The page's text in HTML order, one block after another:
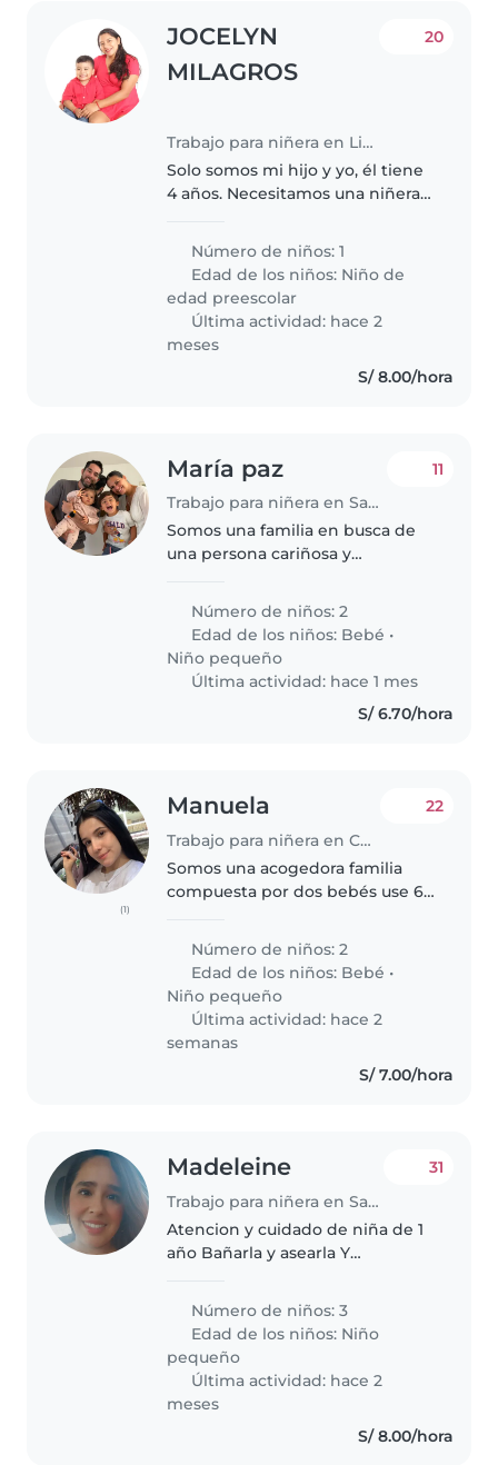
JOCELYN
MILAGROS
Trabajo para niñera en Lima
20
Solo somos mi hijo y yo, él tiene
4 años. Necesitamos una niñera
sus actividades en la tarde. Cómo
jugar o hacer algún..
Número de niños: 1
Edad de los niños: Niño de
edad preescolar
Última actividad: hace 2
meses
S/ 8.00/hora
María paz
Trabajo para niñera en San Borja
11
Somos una familia en busca de
una persona cariñosa y
casa todo servicio con cuidado
de bebe de 9 meses. Son 2
niños, al mayor de 3 años lo
atiende una..
Número de niños: 2
Edad de los niños: Bebé •
Niño pequeño
Última actividad: hace 1 mes
S/ 6.70/hora
(1)
Manuela
Trabajo para niñera en Chiclayo
22
Somos una acogedora familia
compuesta por dos bebés use 6
papá y nuestro cariñoso perrito.
Número de niños: 2
Edad de los niños: Bebé •
Niño pequeño
Última actividad: hace 2
semanas
S/ 7.00/hora
Madeleine
Trabajo para niñera en San Juan de Lurigancho
31
Atencion y cuidado de niña de 1
año Bañarla y asearla Y
juegos (sala comedor) No cocina ,
no lavar ropa. Mis otros 2 niños
son grandes y ellos se atienden..
Número de niños: 3
Edad de los niños: Niño
pequeño
Última actividad: hace 2
meses
S/ 8.00/hora